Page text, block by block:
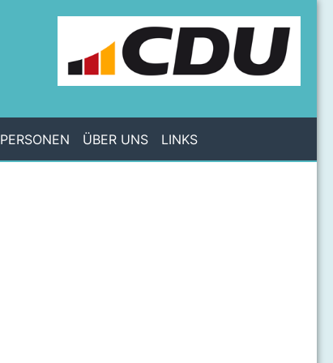
PERSONEN ÜBER UNS LINKS